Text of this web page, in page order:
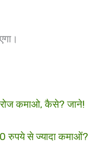
कमाओ, कैसे? जाने!
से ज्यादा कमाओं?